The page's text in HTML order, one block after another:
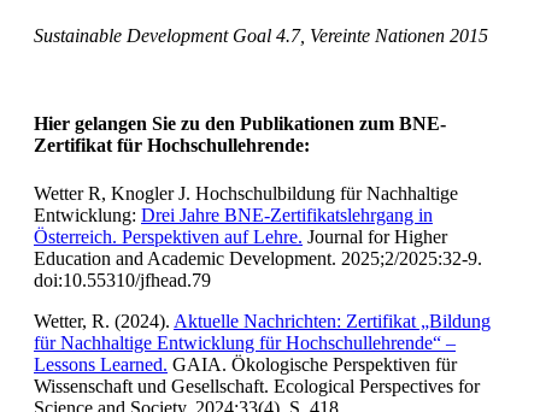
Sustainable Development Goal 4.7, Vereinte Nationen 2015
Hier gelangen Sie zu den Publikationen zum BNE-
Zertifikat für Hochschullehrende:
Wetter R, Knogler J. Hochschulbildung für Nachhaltige
Entwicklung: Drei Jahre BNE-Zertifikatslehrgang in
Österreich. Perspektiven auf Lehre. Journal for Higher
Education and Academic Development. 2025;2/2025:32-9.
doi:10.55310/jfhead.79
Wetter, R. (2024). Aktuelle Nachrichten: Zertifikat „Bildung
für Nachhaltige Entwicklung für Hochschullehrende“ –
Lessons Learned. GAIA. Ökologische Perspektiven für
Wissenschaft und Gesellschaft. Ecological Perspectives for
Science and Society. 2024;33(4), S. 418.